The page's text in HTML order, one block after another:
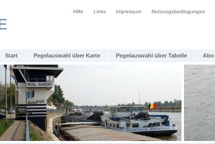
Hilfe Links Impressum Nutzungsbedingungen
Start Pegelauswahl über Karte Pegelauswahl über Tabelle Abo